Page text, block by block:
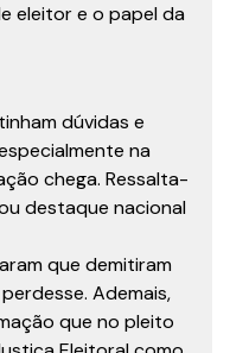
eleitor e o papel da
dúvidas e
na
chega. Ressalta-
destaque nacional
que demitiram
Ademais,
que no pleito